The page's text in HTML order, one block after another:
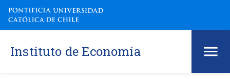
Instituto de Economía